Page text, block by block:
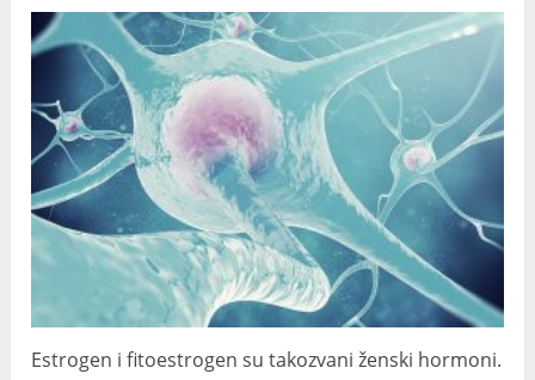
Estrogen i fitoestrogen su takozvani ženski hormoni.